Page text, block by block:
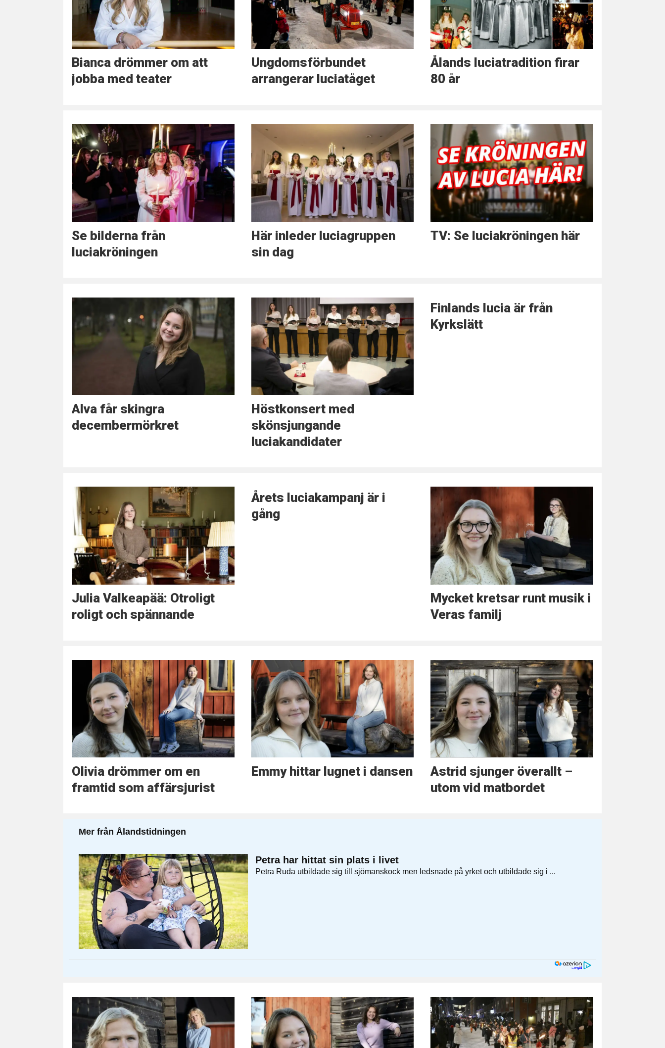
Bianca drömmer om att
jobba med teater
Ungdomsförbundet
arrangerar luciatåget
Ålands luciatradition firar
80 år
Se bilderna från
luciakröningen
Här inleder luciagruppen
sin dag
TV: Se luciakröningen här
Alva får skingra
decembermörkret
Höstkonsert med
skönsjungande
luciakandidater
Finlands lucia är från
Kyrkslätt
Julia Valkeapää: Otroligt
roligt och spännande
Årets luciakampanj är i
gång
Mycket kretsar runt musik i
Veras familj
Olivia drömmer om en
framtid som affärsjurist
Emmy hittar lugnet i dansen
Astrid sjunger överallt –
utom vid matbordet